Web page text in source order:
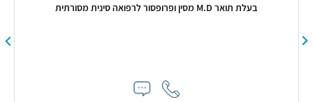
בעלת תואר M.D מסין ופרופסור לרפואה סינית מסורתית